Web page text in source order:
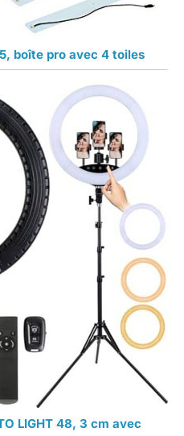
boîte pro avec 4 toiles
LIGHT 48, 3 cm avec